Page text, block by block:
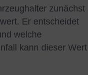
zunächst
Er entscheidet
welche
kann dieser Wert